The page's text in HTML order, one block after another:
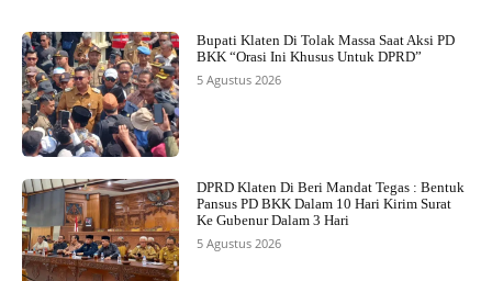
Bupati Klaten Di Tolak Massa Saat Aksi PD
BKK “Orasi Ini Khusus Untuk DPRD”
5 Agustus 2026
DPRD Klaten Di Beri Mandat Tegas : Bentuk
Pansus PD BKK Dalam 10 Hari Kirim Surat
Ke Gubenur Dalam 3 Hari
5 Agustus 2026